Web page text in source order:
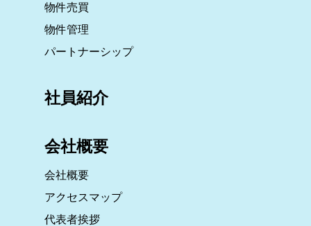
物件売買
物件管理
パートナーシップ
社員紹介
会社概要
会社概要
アクセスマップ
代表者挨拶